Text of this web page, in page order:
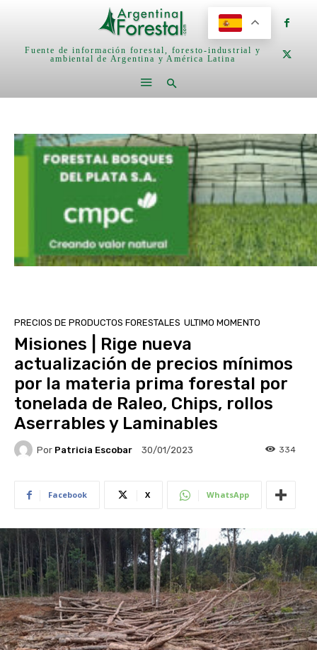
Fuente de información forestal, foresto-industrial y
ambiental de Argentina y América Latina
PRECIOS DE PRODUCTOS FORESTALES ULTIMO MOMENTO
Misiones | Rige nueva
actualización de precios mínimos
por la materia prima forestal por
tonelada de Raleo, Chips, rollos
Aserrables y Laminables
Por Patricia Escobar 30/01/2023 334
Facebook X WhatsApp